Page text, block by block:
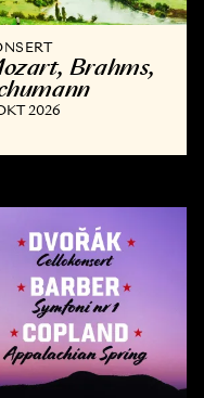
Brahms,
2026